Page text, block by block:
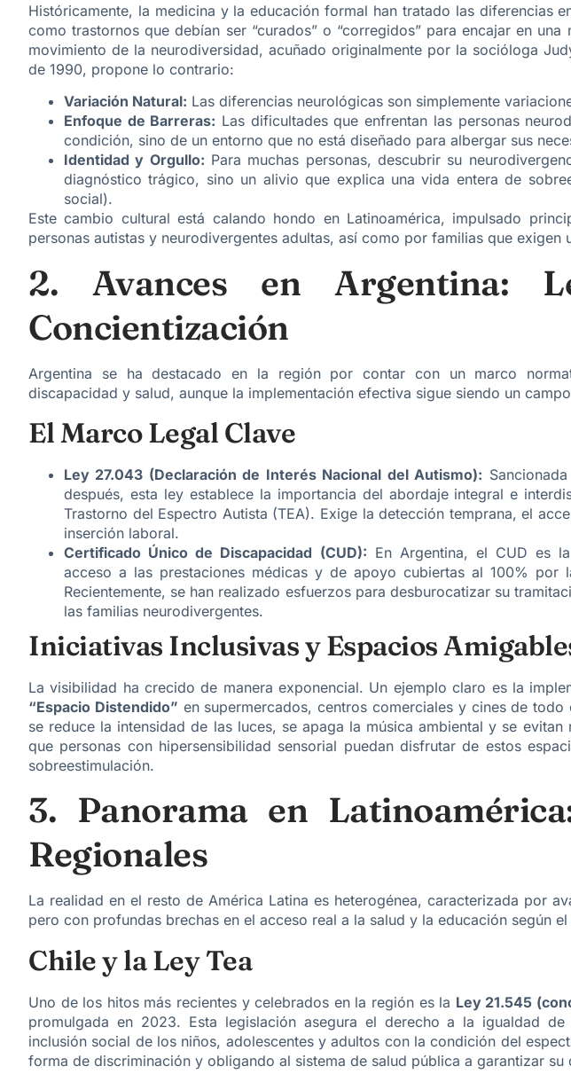
Históricamente, la medicina y la educación formal han tratado las diferencias
como trastornos que debían ser “curados” o “corregidos” para encajar en
movimiento de la neurodiversidad, acuñado originalmente por la socióloga
de 1990, propone lo contrario:
Variación Natural: Las diferencias neurológicas son simplemente
Enfoque de Barreras: Las dificultades que enfrentan las personas
condición, sino de un entorno que no está diseñado para albergar sus
Identidad y Orgullo: Para muchas personas, descubrir su
diagnóstico trágico, sino un alivio que explica una vida entera de
social).
Este cambio cultural está calando hondo en Latinoamérica, impulsado
personas autistas y neurodivergentes adultas, así como por familias que exigen
2. Avances en Argentina:
Concientización
Argentina se ha destacado en la región por contar con un marco
discapacidad y salud, aunque la implementación efectiva sigue siendo un
El Marco Legal Clave
Ley 27.043 (Declaración de Interés Nacional del Autismo):
después, esta ley establece la importancia del abordaje integral e
Trastorno del Espectro Autista (TEA). Exige la detección temprana, el
inserción laboral.
Certificado Único de Discapacidad (CUD): En Argentina, el CUD es
acceso a las prestaciones médicas y de apoyo cubiertas al 100% por
Recientemente, se han realizado esfuerzos para desburocatizar su
las familias neurodivergentes.
Iniciativas Inclusivas y Espacios
La visibilidad ha crecido de manera exponencial. Un ejemplo claro es la
“Espacio Distendido” en supermercados, centros comerciales y cines de todo
se reduce la intensidad de las luces, se apaga la música ambiental y se
que personas con hipersensibilidad sensorial puedan disfrutar de estos
sobreestimulación.
3. Panorama en
Regionales
La realidad en el resto de América Latina es heterogénea, caracterizada por
pero con profundas brechas en el acceso real a la salud y la educación según
Chile y la Ley Tea
Uno de los hitos más recientes y celebrados en la región es la Ley 21.545
promulgada en 2023. Esta legislación asegura el derecho a la igualdad
inclusión social de los niños, adolescentes y adultos con la condición del
forma de discriminación y obligando al sistema de salud pública a garantizar su